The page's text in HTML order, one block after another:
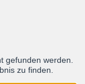
gefunden werden.
zu finden.